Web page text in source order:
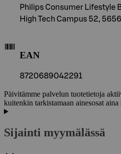
Philips Consumer Lifestyle
High Tech Campus 52,
EAN
8720689042291
Päivitämme palvelun tuotetietoja
kuitenkin tarkistamaan ainesosat
Sijainti myymälässä